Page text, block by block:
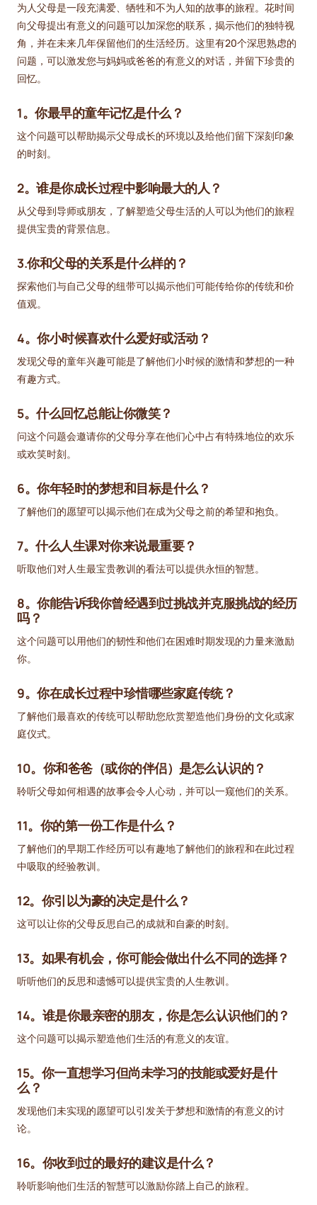
为人父母是一段充满爱、牺牲和不为人知的故事的旅程。花时间
向父母提出有意义的问题可以加深您的联系，揭示他们的独特视
角，并在未来几年保留他们的生活经历。这里有20个深思熟虑的
问题，可以激发您与妈妈或爸爸的有意义的对话，并留下珍贵的
回忆。
1。你最早的童年记忆是什么？
这个问题可以帮助揭示父母成长的环境以及给他们留下深刻印象
的时刻。
2。谁是你成长过程中影响最大的人？
从父母到导师或朋友，了解塑造父母生活的人可以为他们的旅程
提供宝贵的背景信息。
3.你和父母的关系是什么样的？
探索他们与自己父母的纽带可以揭示他们可能传给你的传统和价
值观。
4。你小时候喜欢什么爱好或活动？
发现父母的童年兴趣可能是了解他们小时候的激情和梦想的一种
有趣方式。
5。什么回忆总能让你微笑？
问这个问题会邀请你的父母分享在他们心中占有特殊地位的欢乐
或欢笑时刻。
6。你年轻时的梦想和目标是什么？
了解他们的愿望可以揭示他们在成为父母之前的希望和抱负。
7。什么人生课对你来说最重要？
听取他们对人生最宝贵教训的看法可以提供永恒的智慧。
8。你能告诉我你曾经遇到过挑战并克服挑战的经历
吗？
这个问题可以用他们的韧性和他们在困难时期发现的力量来激励
你。
9。你在成长过程中珍惜哪些家庭传统？
了解他们最喜欢的传统可以帮助您欣赏塑造他们身份的文化或家
庭仪式。
10。你和爸爸（或你的伴侣）是怎么认识的？
聆听父母如何相遇的故事会令人心动，并可以一窥他们的关系。
11。你的第一份工作是什么？
了解他们的早期工作经历可以有趣地了解他们的旅程和在此过程
中吸取的经验教训。
12。你引以为豪的决定是什么？
这可以让你的父母反思自己的成就和自豪的时刻。
13。如果有机会，你可能会做出什么不同的选择？
听听他们的反思和遗憾可以提供宝贵的人生教训。
14。谁是你最亲密的朋友，你是怎么认识他们的？
这个问题可以揭示塑造他们生活的有意义的友谊。
15。你一直想学习但尚未学习的技能或爱好是什
么？
发现他们未实现的愿望可以引发关于梦想和激情的有意义的讨
论。
16。你收到过的最好的建议是什么？
聆听影响他们生活的智慧可以激励你踏上自己的旅程。